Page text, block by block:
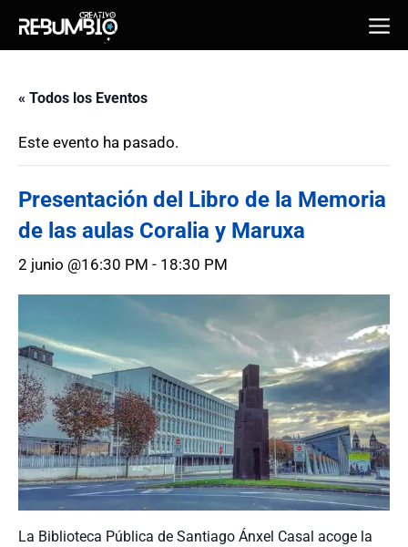
contenido
« Todos los Eventos
Este evento ha pasado.
Presentación del Libro de la Memoria
de las aulas Coralia y Maruxa
2 junio @16:30 PM - 18:30 PM
La Biblioteca Pública de Santiago Ánxel Casal acoge la